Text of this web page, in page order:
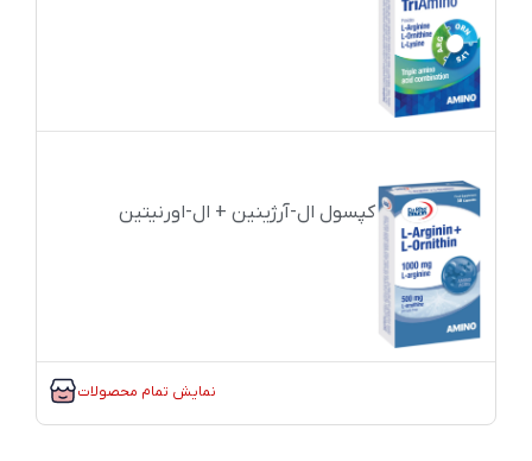
کپسول ال-آرژینین + ال-اورنیتین
نمایش تمام محصولات